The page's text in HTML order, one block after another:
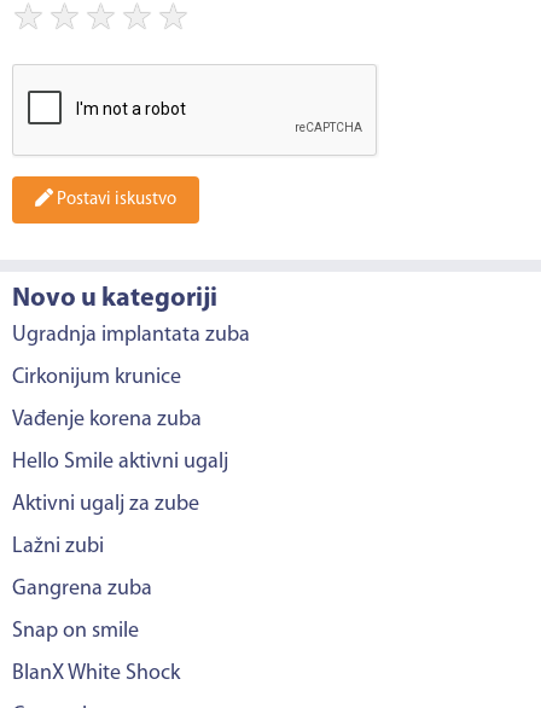
★ ★ ★ ★ ★
Postavi iskustvo
Novo u kategoriji
Ugradnja implantata zuba
Cirkonijum krunice
Vađenje korena zuba
Hello Smile aktivni ugalj
Aktivni ugalj za zube
Lažni zubi
Gangrena zuba
Snap on smile
BlanX White Shock